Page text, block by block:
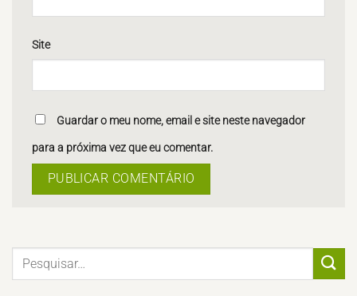
Site
Guardar o meu nome, email e site neste navegador
para a próxima vez que eu comentar.